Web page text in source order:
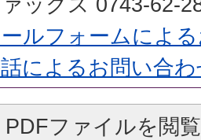
ールフォームによ
によるお問い合
PDFファイルを閲